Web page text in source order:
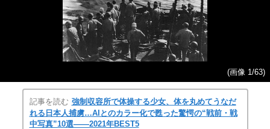
(画像 1/63)
記事を読む 強制収容所で体操する少女、体を丸めてうなだ
れる日本人捕虜…AIとのカラー化で甦った驚愕の“戦前・戦
中写真”10選――2021年BEST5